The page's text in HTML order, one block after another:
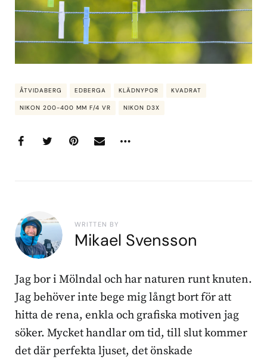
ÅTVIDABERG EDBERGA KLÄDNYPOR KVADRAT
NIKON 200-400 MM F/4 VR NIKON D3X
WRITTEN BY
Mikael Svensson
Jag bor i Mölndal och har naturen runt knuten.
Jag behöver inte bege mig långt bort för att
hitta de rena, enkla och grafiska motiven jag
söker. Mycket handlar om tid, till slut kommer
det där perfekta ljuset, det önskade